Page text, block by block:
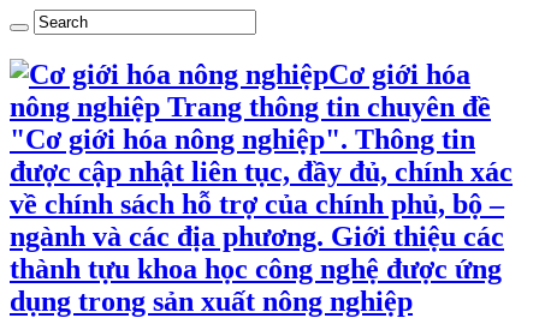
Cơ giới hóa
nông nghiệp Trang thông tin chuyên đề
"Cơ giới hóa nông nghiệp". Thông tin
được cập nhật liên tục, đầy đủ, chính xác
về chính sách hỗ trợ của chính phủ, bộ –
ngành và các địa phương. Giới thiệu các
thành tựu khoa học công nghệ được ứng
dụng trong sản xuất nông nghiệp